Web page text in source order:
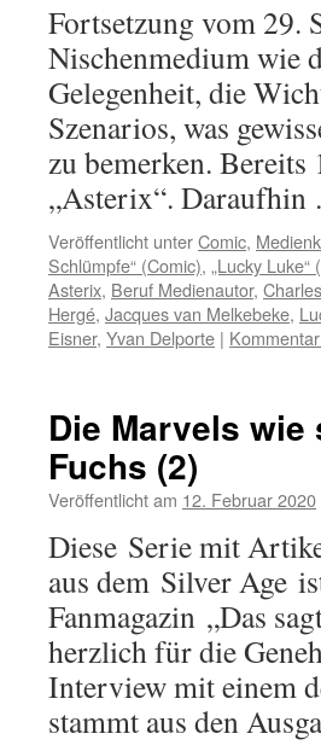
Fortsetzung vom 29.
Nischenmedium wie
Gelegenheit, die
Szenarios, was
zu bemerken.
„Asterix“.
Veröffentlicht unterComic,
Schlümpfe“ (Comic), „Lucky Luke“
Asterix, Beruf Medienautor,
Hergé, Jacques van Melkebeke,
Eisner, Yvan Delporte |
Die Marvels
Fuchs (2)
Veröffentlicht am 12. Februar 2020
Diese Serie mit
aus dem Silver Age
Fanmagazin „Das
herzlich für die
Interview mit einem
stammt aus den